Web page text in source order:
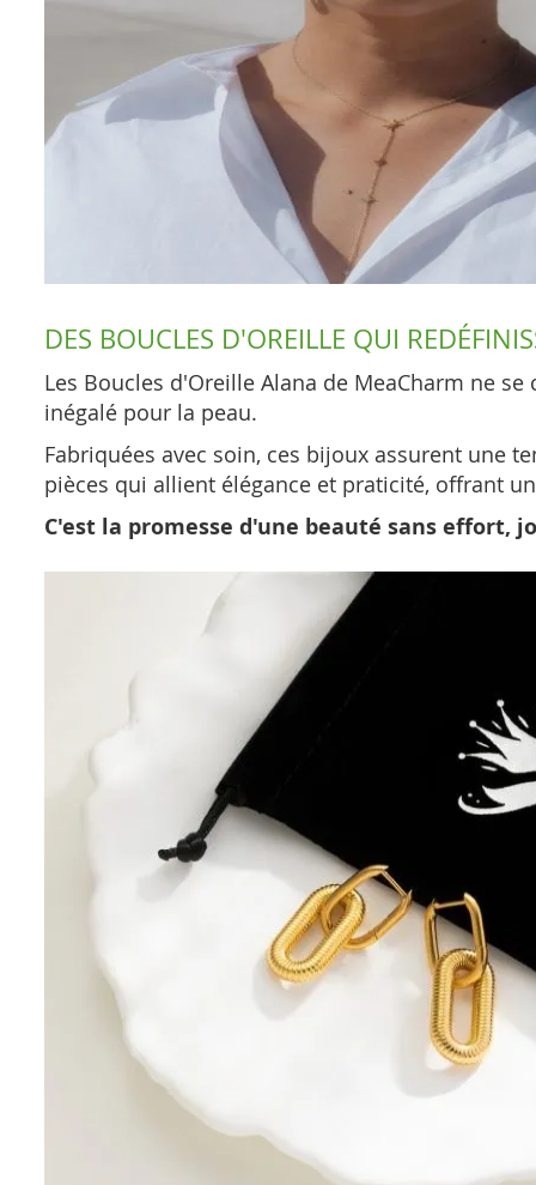
DES BOUCLES D'OREILLE QUI
Les Boucles d'Oreille Alana de MeaCharm ne
inégalé pour la peau.
Fabriquées avec soin, ces bijoux assurent une
pièces qui allient élégance et praticité, offrant
C'est la promesse d'une beauté sans effort,